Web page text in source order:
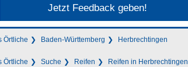
Jetzt Feedback geben!
Örtliche Baden-Württemberg Herbrechtingen
Örtliche Suche Reifen Reifen in Herbrechtingen